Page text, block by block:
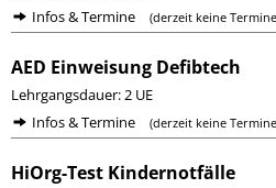
Infos & Termine
(derzeit keine
AED Einweisung Defibtech
Lehrgangsdauer: 2 UE
Infos & Termine
(derzeit keine
HiOrg-Test Kindernotfälle